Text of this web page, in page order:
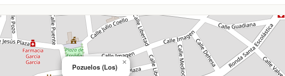
Pozuelos (Los)
×